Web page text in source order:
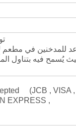
يُسمح فيه بتناول
(JCB , VISA ,
EXPRESS ,